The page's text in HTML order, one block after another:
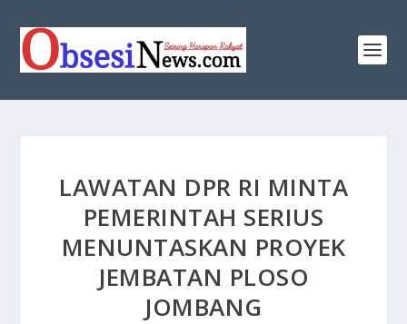
​LAWATAN DPR RI MINTA
PEMERINTAH SERIUS
MENUNTASKAN PROYEK
JEMBATAN PLOSO
JOMBANG